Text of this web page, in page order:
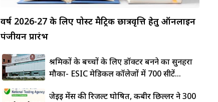
वर्ष 2026-27 के लिए पोस्ट मैट्रिक छात्रवृत्ति हेतु ऑनलाइन
पंजीयन प्रारंभ
श्रमिकों के बच्चों के लिए डॉक्टर बनने का सुनहरा
मौका- ESIC मेडिकल कॉलेजों में 700 सीटें...
जेईई मेंस की रिजल्ट घोषित, कबीर छिल्लर ने 300